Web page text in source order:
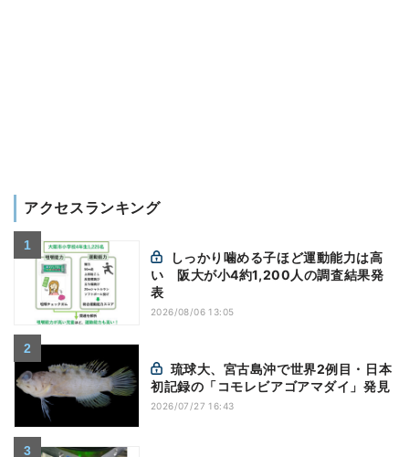
アクセスランキング
い 阪大が小4約1,200人の調査結果発
表
2026/08/06 13:05
初記録の「コモレビアゴアマダイ」発見
2026/07/27 16:43